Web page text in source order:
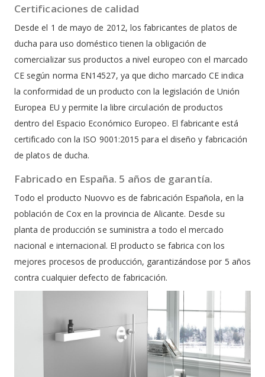
Certificaciones de calidad
Desde el 1 de mayo de 2012, los fabricantes de platos de
ducha para uso doméstico tienen la obligación de
comercializar sus productos a nivel europeo con el marcado
CE según norma EN14527, ya que dicho marcado CE indica
la conformidad de un producto con la legislación de Unión
Europea EU y permite la libre circulación de productos
dentro del Espacio Económico Europeo. El fabricante está
certificado con la ISO 9001:2015 para el diseño y fabricación
de platos de ducha.
Fabricado en España. 5 años de garantía.
Todo el producto Nuovvo es de fabricación Española, en la
población de Cox en la provincia de Alicante. Desde su
planta de producción se suministra a todo el mercado
nacional e internacional. El producto se fabrica con los
mejores procesos de producción, garantizándose por 5 años
contra cualquier defecto de fabricación.